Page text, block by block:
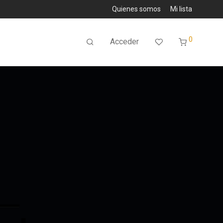
Quienes somos Mi lista
Acceder 0